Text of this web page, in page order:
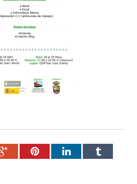
Google+PinterestLinkedInTumblr